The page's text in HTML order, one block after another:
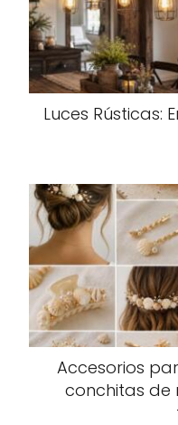
Luces Rústicas:
Accesorios
conchitas de